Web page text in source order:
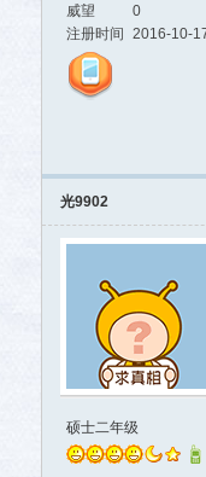
威望
0
注册时间
2016-10-
光9902
硕士二年级